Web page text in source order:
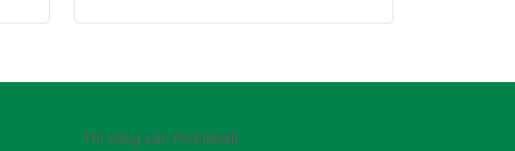
Thi công sân Pickleball